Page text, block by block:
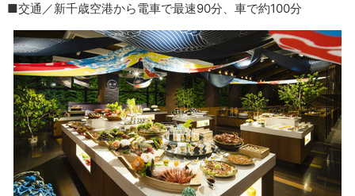
■交通／新千歳空港から電車で最速90分、車で約100分